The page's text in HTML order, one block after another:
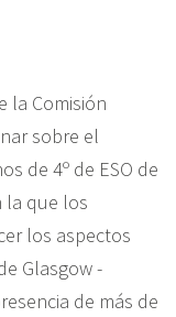
la Comisión
sobre el
de 4º de ESO de
la que los
los aspectos
Glasgow -
de más de